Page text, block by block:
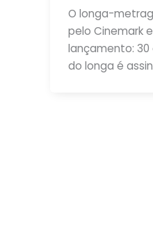
O longa-
pelo Cinemark
lançamento: 30
do longa é